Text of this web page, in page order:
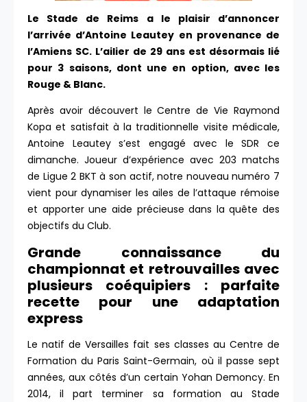
Le Stade de Reims a le plaisir d’annoncer
l’arrivée d’Antoine Leautey en provenance de
l’Amiens SC. L’ailier de 29 ans est désormais lié
pour 3 saisons, dont une en option, avec les
Rouge & Blanc.
Après avoir découvert le Centre de Vie Raymond
Kopa et satisfait à la traditionnelle visite médicale,
Antoine Leautey s’est engagé avec le SDR ce
dimanche. Joueur d’expérience avec 203 matchs
de Ligue 2 BKT à son actif, notre nouveau numéro 7
vient pour dynamiser les ailes de l’attaque rémoise
et apporter une aide précieuse dans la quête des
objectifs du Club.
Grande connaissance du
championnat et retrouvailles avec
plusieurs coéquipiers : parfaite
recette pour une adaptation
express
Le natif de Versailles fait ses classes au Centre de
Formation du Paris Saint-Germain, où il passe sept
années, aux côtés d’un certain Yohan Demoncy. En
2014, il part terminer sa formation au Stade